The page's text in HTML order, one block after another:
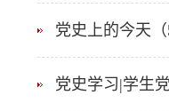
党史上的今天
党史学习|学生